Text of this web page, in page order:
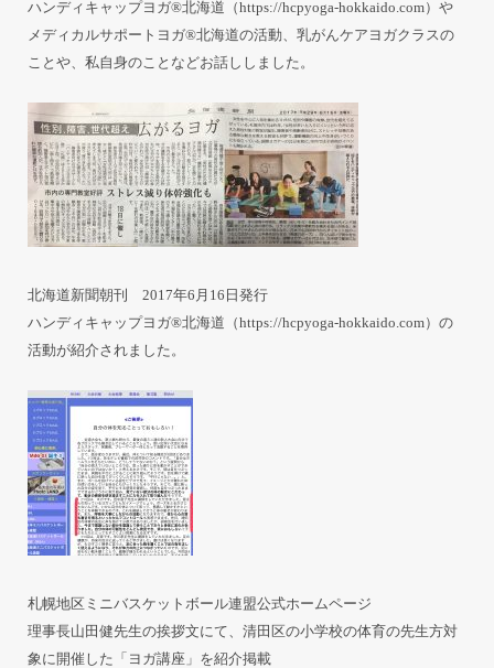
ハンディキャップヨガ®北海道（https://hcpyoga-hokkaido.com）や
メディカルサポートヨガ®北海道の活動、乳がんケアヨガクラスの
ことや、私自身のことなどお話ししました。
北海道新聞朝刊 2017年6月16日発行
ハンディキャップヨガ®北海道（https://hcpyoga-hokkaido.com）の
活動が紹介されました。
札幌地区ミニバスケットボール連盟公式ホームページ
理事長山田健先生の挨拶文にて、清田区の小学校の体育の先生方対
象に開催した「ヨガ講座」を紹介掲載